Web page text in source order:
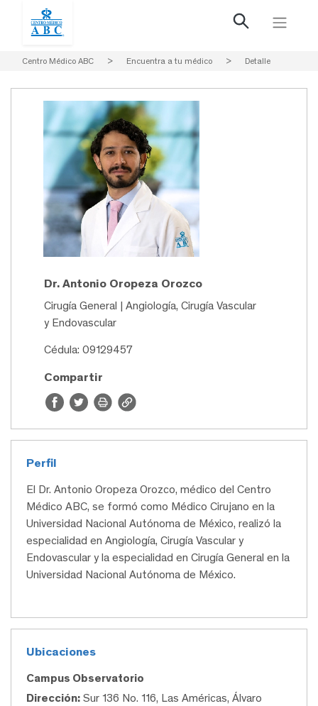
Centro Médico ABC > Encuentra a tu médico > Detalle
Dr. Antonio Oropeza Orozco
Cirugía General | Angiología, Cirugía Vascular
y Endovascular
Cédula: 09129457
Compartir
Perfil
El Dr. Antonio Oropeza Orozco, médico del Centro
Médico ABC, se formó como Médico Cirujano en la
Universidad Nacional Autónoma de México, realizó la
especialidad en Angiología, Cirugía Vascular y
Endovascular y la especialidad en Cirugía General en la
Universidad Nacional Autónoma de México.
Ubicaciones
Campus Observatorio
Dirección: Sur 136 No. 116, Las Américas, Álvaro